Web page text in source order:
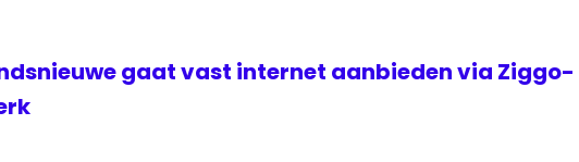
gaat vast internet aanbieden via Ziggo-